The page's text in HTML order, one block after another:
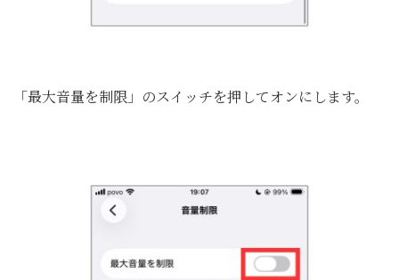
「最大音量を制限」のスイッチを押してオンにします。